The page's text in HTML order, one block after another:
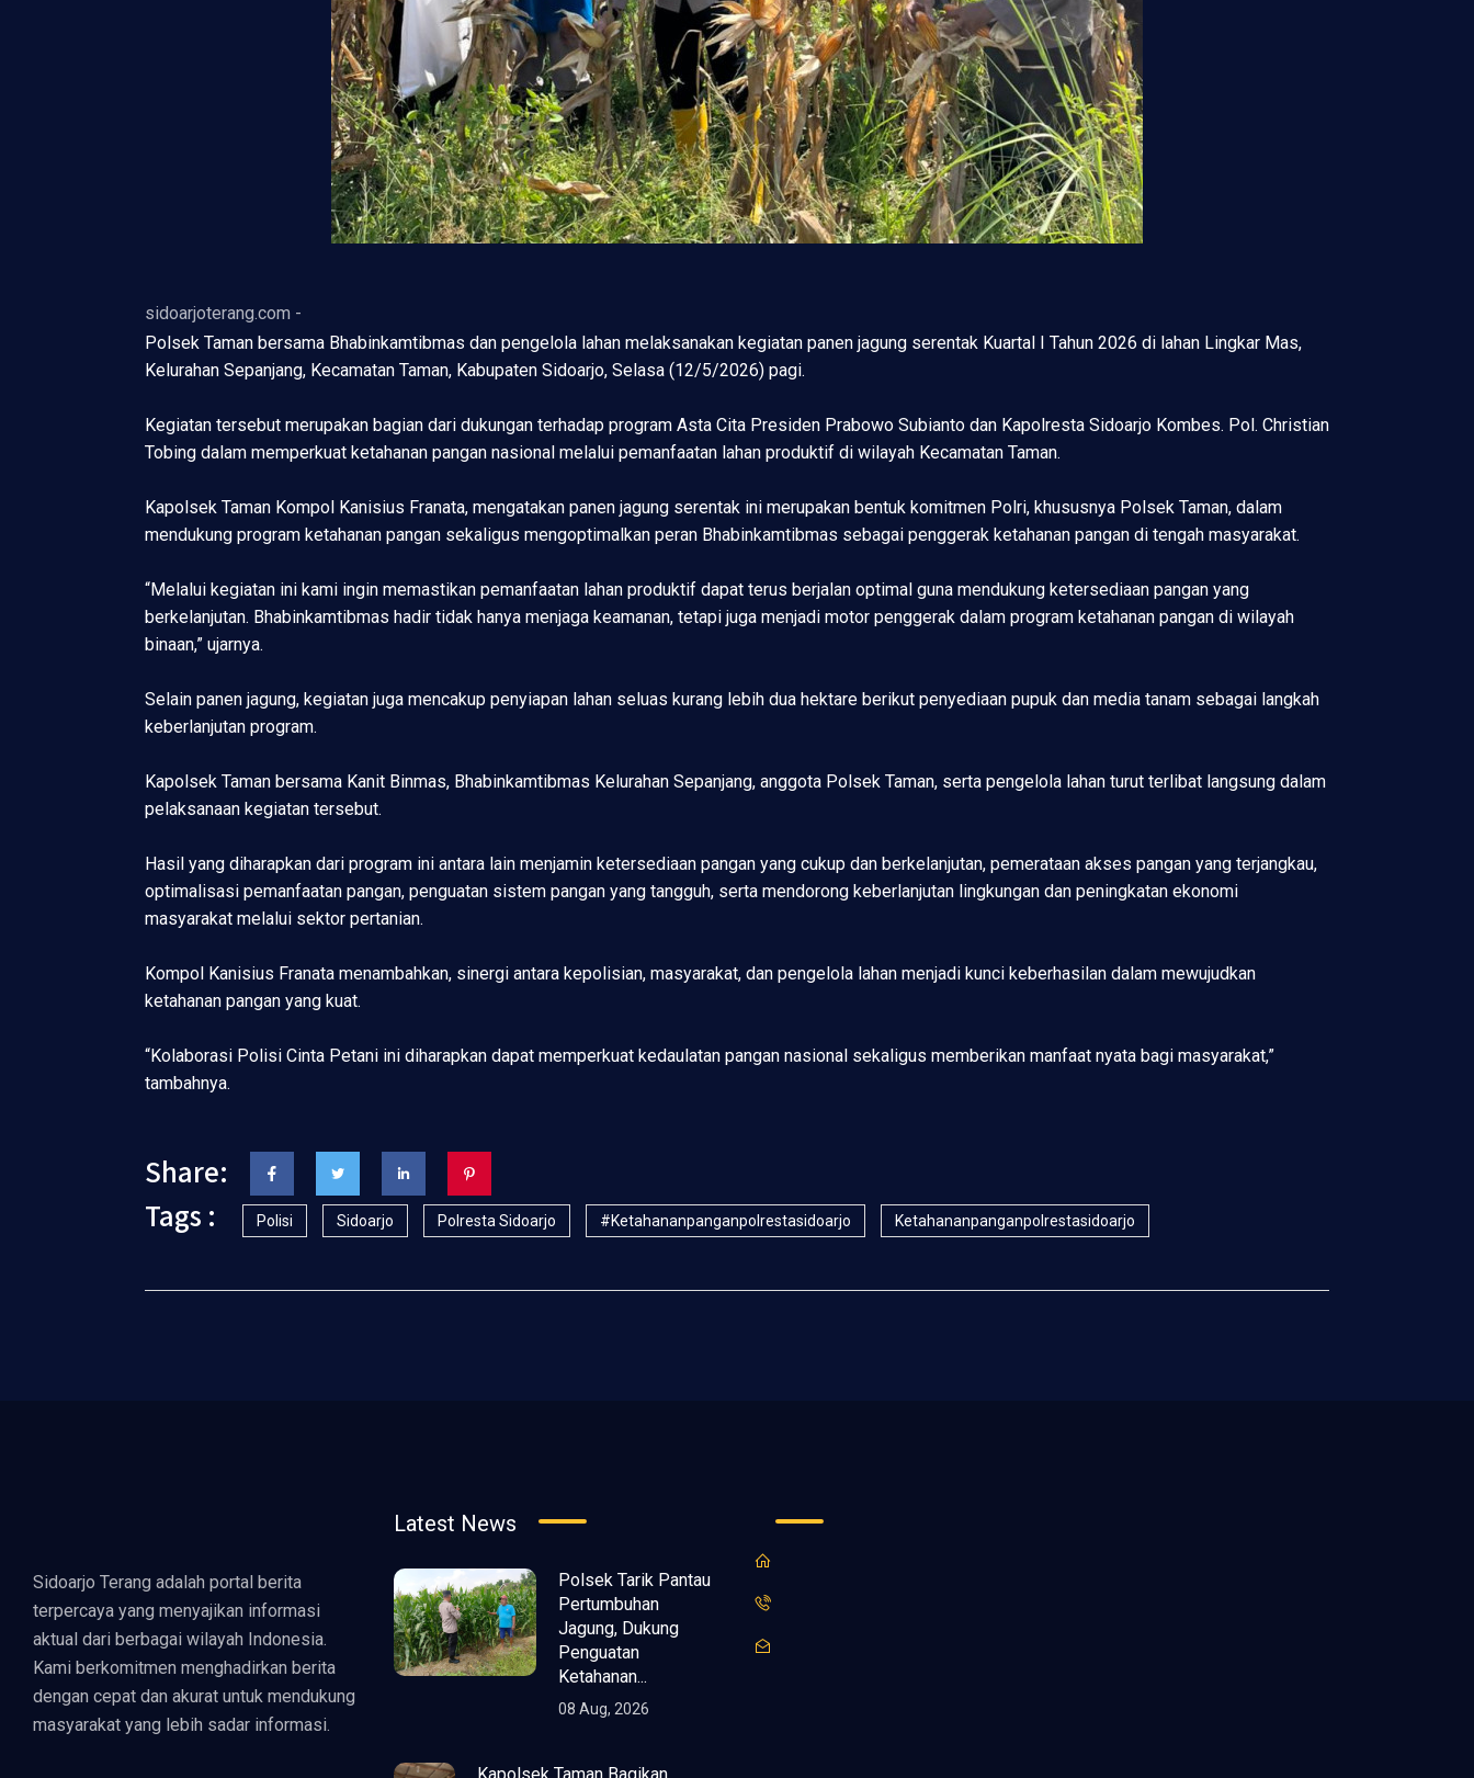
sidoarjoterang.com -
Polsek Taman bersama Bhabinkamtibmas dan pengelola lahan melaksanakan kegiatan panen jagung serentak Kuartal I Tahun 2026 di lahan Lingkar Mas,
Kelurahan Sepanjang, Kecamatan Taman, Kabupaten Sidoarjo, Selasa (12/5/2026) pagi.
Kegiatan tersebut merupakan bagian dari dukungan terhadap program Asta Cita Presiden Prabowo Subianto dan Kapolresta Sidoarjo Kombes. Pol. Christian
Tobing dalam memperkuat ketahanan pangan nasional melalui pemanfaatan lahan produktif di wilayah Kecamatan Taman.
Kapolsek Taman Kompol Kanisius Franata, mengatakan panen jagung serentak ini merupakan bentuk komitmen Polri, khususnya Polsek Taman, dalam
mendukung program ketahanan pangan sekaligus mengoptimalkan peran Bhabinkamtibmas sebagai penggerak ketahanan pangan di tengah masyarakat.
“Melalui kegiatan ini kami ingin memastikan pemanfaatan lahan produktif dapat terus berjalan optimal guna mendukung ketersediaan pangan yang
berkelanjutan. Bhabinkamtibmas hadir tidak hanya menjaga keamanan, tetapi juga menjadi motor penggerak dalam program ketahanan pangan di wilayah
binaan,” ujarnya.
Selain panen jagung, kegiatan juga mencakup penyiapan lahan seluas kurang lebih dua hektare berikut penyediaan pupuk dan media tanam sebagai langkah
keberlanjutan program.
Kapolsek Taman bersama Kanit Binmas, Bhabinkamtibmas Kelurahan Sepanjang, anggota Polsek Taman, serta pengelola lahan turut terlibat langsung dalam
pelaksanaan kegiatan tersebut.
Hasil yang diharapkan dari program ini antara lain menjamin ketersediaan pangan yang cukup dan berkelanjutan, pemerataan akses pangan yang terjangkau,
optimalisasi pemanfaatan pangan, penguatan sistem pangan yang tangguh, serta mendorong keberlanjutan lingkungan dan peningkatan ekonomi
masyarakat melalui sektor pertanian.
Kompol Kanisius Franata menambahkan, sinergi antara kepolisian, masyarakat, dan pengelola lahan menjadi kunci keberhasilan dalam mewujudkan
ketahanan pangan yang kuat.
“Kolaborasi Polisi Cinta Petani ini diharapkan dapat memperkuat kedaulatan pangan nasional sekaligus memberikan manfaat nyata bagi masyarakat,”
tambahnya.
Share:
Tags :
Polisi Sidoarjo Polresta Sidoarjo #ketahananpanganpolrestasidoarjo Ketahananpanganpolrestasidoarjo
Sidoarjo Terang adalah portal berita
terpercaya yang menyajikan informasi
aktual dari berbagai wilayah Indonesia.
Kami berkomitmen menghadirkan berita
dengan cepat dan akurat untuk mendukung
masyarakat yang lebih sadar informasi.
Latest News
Polsek Tarik Pantau
Pertumbuhan
Jagung, Dukung
Penguatan
Ketahanan...
08 Aug, 2026